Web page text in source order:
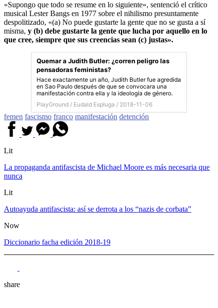
«Supongo que todo se resume en lo siguiente», sentenció el crítico
musical Lester Bangs en 1977 sobre el nihilismo presuntamente
despolitizado, «(a) No puede gustarte la gente que no se gusta a sí
misma, y (b) debe gustarte la gente que lucha por aquello en lo
que cree, siempre que sus creencias sean (c) justas».
Quemar a Judith Butler: ¿corren peligro las
pensadoras feministas?
Hace exactamente un año, Judith Butler fue agredida
en Sao Paulo después de que se convocara una
manifestación contra ella y la ideología de género.
PlayGround / Eudald Espluga / 2018-11-06
femen fascismo franco manifestación detención
Lit
La propaganda antifascista de Michael Moore es más necesaria que
nunca
Lit
Autoayuda antifascista: así se derrota a los “nazis de corbata”
Now
Diccionario facha edición 2018-19
share